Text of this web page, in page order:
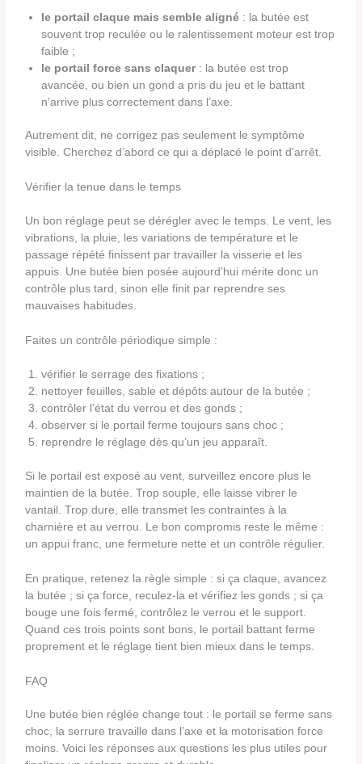
le portail claque mais semble aligné : la butée est
souvent trop reculée ou le ralentissement moteur est trop
faible ;
le portail force sans claquer: la butée est trop
avancée, ou bien un gond a pris du jeu et le battant
n’arrive plus correctement dans l’axe.
Autrement dit, ne corrigez pas seulement le symptôme
visible. Cherchez d’abord ce qui a déplacé le point d’arrêt.
Vérifier la tenue dans le temps
Un bon réglage peut se dérégler avec le temps. Le vent, les
vibrations, la pluie, les variations de température et le
passage répété finissent par travailler la visserie et les
appuis. Une butée bien posée aujourd’hui mérite donc un
contrôle plus tard, sinon elle finit par reprendre ses
mauvaises habitudes.
Faites un contrôle périodique simple :
vérifier le serrage des fixations ;
nettoyer feuilles, sable et dépôts autour de la butée ;
contrôler l’état du verrou et des gonds ;
observer si le portail ferme toujours sans choc ;
reprendre le réglage dès qu’un jeu apparaît.
Si le portail est exposé au vent, surveillez encore plus le
maintien de la butée. Trop souple, elle laisse vibrer le
vantail. Trop dure, elle transmet les contraintes à la
charnière et au verrou. Le bon compromis reste le même :
un appui franc, une fermeture nette et un contrôle régulier.
En pratique, retenez la règle simple : si ça claque, avancez
la butée ; si ça force, reculez-la et vérifiez les gonds ; si ça
bouge une fois fermé, contrôlez le verrou et le support.
Quand ces trois points sont bons, le portail battant ferme
proprement et le réglage tient bien mieux dans le temps.
FAQ
Une butée bien réglée change tout : le portail se ferme sans
choc, la serrure travaille dans l’axe et la motorisation force
moins. Voici les réponses aux questions les plus utiles pour